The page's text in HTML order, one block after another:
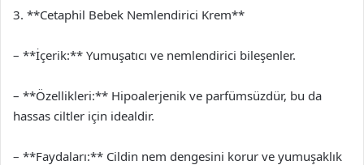
3. **Cetaphil Bebek Nemlendirici Krem**
– **İçerik:** Yumuşatıcı ve nemlendirici bileşenler.
– **Özellikleri:** Hipoalerjenik ve parfümsüzdür, bu da
hassas ciltler için idealdir.
– **Faydaları:** Cildin nem dengesini korur ve yumuşaklık